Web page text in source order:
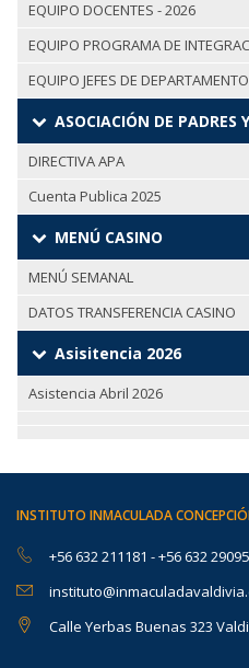
EQUIPO DOCENTES - 2026
EQUIPO PROGRAMA DE
EQUIPO JEFES DE
ASOCIACIÓN DE PADRES
DIRECTIVA APA
Cuenta Publica 2025
MENÚ CASINO
MENÚ SEMANAL
DATOS TRANSFERENCIA CASINO
Asisitencia 2026
Asistencia Abril 2026
INSTITUTO INMACULADA
+56 632 211181 -+56 632
Calle Yerbas Buenas 323